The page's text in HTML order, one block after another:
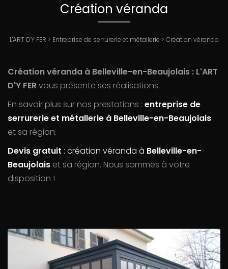
Création véranda
L'ART D'Y FER > Entreprise de serrurerie et métallerie > Création véranda
Création véranda à Belleville-en-Beaujolais : L'ART
D'Y FERvous présente ses réalisations.
En savoir plus sur nos prestations : entreprise de
serrurerie et métallerie à Belleville-en-Beaujolais
et sa région.
Devis gratuit : création véranda à Belleville-en-
Beaujolais et sa région. Nous sommes à votre
disposition !